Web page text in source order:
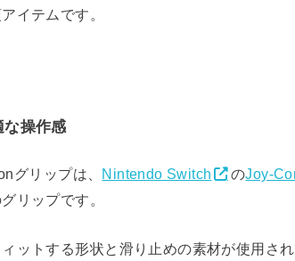
イテムです。
な操作感
グリップは、 Nintendo Switch のJoy-
リップです。
ットする形状と滑り止めの素材が使用さ